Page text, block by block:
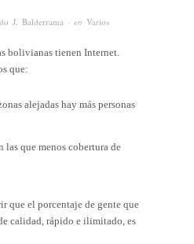
J. Balderrama · en Varios
bolivianas tienen Internet.
que:
alejadas hay más personas
las que menos cobertura de
que el porcentaje de gente que
calidad, rápido e ilimitado, es